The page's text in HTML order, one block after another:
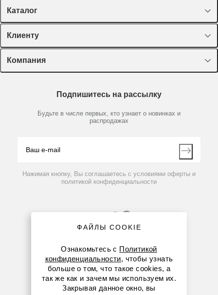
Каталог
Спецпредложения
Оборудование, приборы
Пластик, стекло, принадлежности
Химические реактивы, препараты, наборы
Производители
Клиенту
Лекторий Диаэм
Доставка и оплата
Мобильное приложение
Компания
Партнеры
Контакты
Подпишитесь на рассылку
Будьте в числе первых, кто узнает о новинках и
распродажах
Нажимая кнопку, Вы соглашаетесь с условиями оферты и
политикой конфиденциальности
8 (800) 234-05-08
+7 (923) 303-01-52
ФАЙЛЫ COOKIE
Ознакомьтесь с Политикой
конфиденциальности, чтобы узнать
больше о том, что такое cookies, а
так же как и зачем мы используем их.
Закрывая данное окно, вы